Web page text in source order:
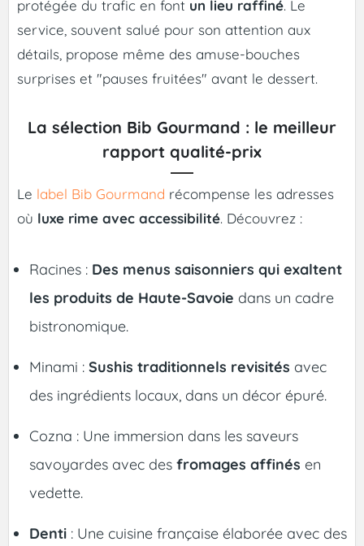
protégée du trafic en font un lieu raffiné. Le
service, souvent salué pour son attention aux
détails, propose même des amuse-bouches
surprises et "pauses fruitées" avant le dessert.
La sélection Bib Gourmand : le meilleur
rapport qualité-prix
Le label Bib Gourmand récompense les adresses
où luxe rime avec accessibilité. Découvrez :
Racines : Des menus saisonniers qui exaltent
les produits de Haute-Savoie dans un cadre
bistronomique.
Minami : Sushis traditionnels revisités avec
des ingrédients locaux, dans un décor épuré.
Cozna : Une immersion dans les saveurs
savoyardes avec des fromages affinés en
vedette.
Denti : Une cuisine française élaborée avec des